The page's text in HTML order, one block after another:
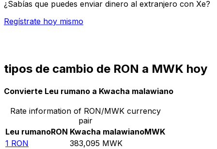
¿Sabías que puedes enviar dinero al extranjero con Xe?
Regístrate hoy mismo
tipos de cambio de RON a MWK hoy
Convierte Leu rumano a Kwacha malawiano
Rate information of RON/MWK currency
pair
Leu rumanoRON Kwacha malawianoMWK
1 RON 383,095 MWK